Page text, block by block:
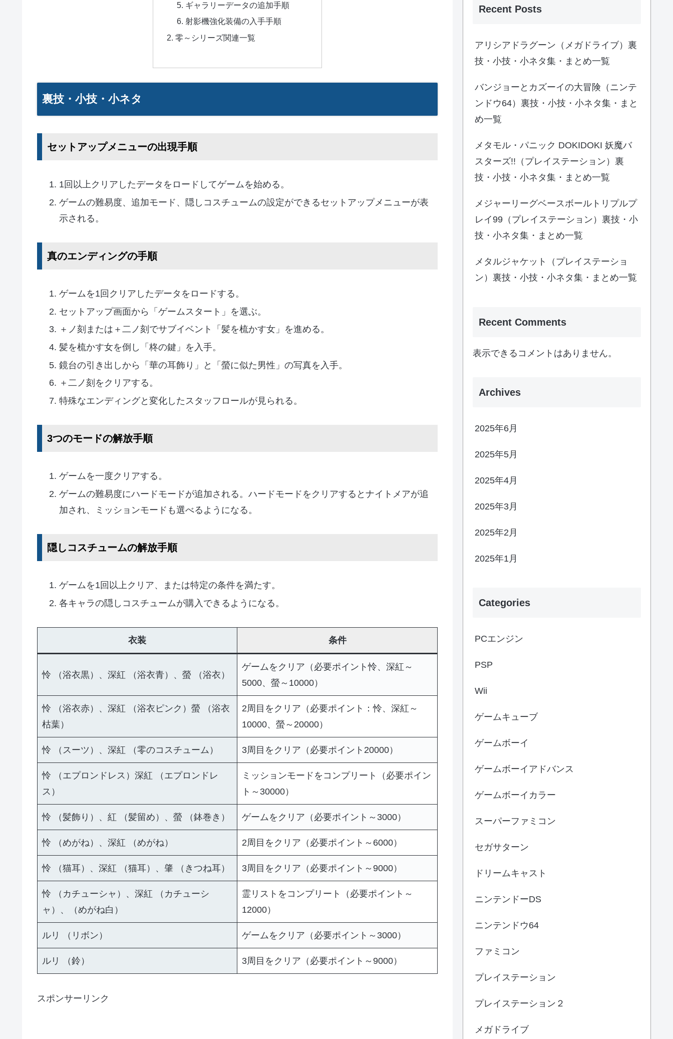
ギャラリーデータの追加手順
射影機強化装備の入手手順
零～シリーズ関連一覧
裏技・小技・小ネタ
セットアップメニューの出現手順
1回以上クリアしたデータをロードしてゲームを始める。
ゲームの難易度、追加モード、隠しコスチュームの設定ができるセットアップメニューが表
示される。
真のエンディングの手順
ゲームを1回クリアしたデータをロードする。
セットアップ画面から「ゲームスタート」を選ぶ。
＋ノ刻または＋二ノ刻でサブイベント「髪を梳かす女」を進める。
髪を梳かす女を倒し「柊の鍵」を入手。
鏡台の引き出しから「華の耳飾り」と「螢に似た男性」の写真を入手。
＋二ノ刻をクリアする。
特殊なエンディングと変化したスタッフロールが見られる。
3つのモードの解放手順
ゲームを一度クリアする。
ゲームの難易度にハードモードが追加される。ハードモードをクリアするとナイトメアが追
加され、ミッションモードも選べるようになる。
隠しコスチュームの解放手順
ゲームを1回以上クリア、または特定の条件を満たす。
各キャラの隠しコスチュームが購入できるようになる。
衣装 条件
怜 （浴衣黒）、深紅 （浴衣青）、螢 （浴衣）
ゲームをクリア（必要ポイント怜、深紅～
5000、螢～10000）
怜 （浴衣赤）、深紅 （浴衣ピンク）螢 （浴衣
枯葉）
2周目をクリア（必要ポイント：怜、深紅～
10000、螢～20000）
怜 （スーツ）、深紅 （零のコスチューム） 3周目をクリア（必要ポイント20000）
怜 （エプロンドレス）深紅 （エプロンドレ
ス）
ミッションモードをコンプリート（必要ポイン
ト～30000）
怜 （髪飾り）、紅 （髪留め）、螢 （鉢巻き） ゲームをクリア（必要ポイント～3000）
怜 （めがね）、深紅 （めがね） 2周目をクリア（必要ポイント～6000）
怜 （猫耳）、深紅 （猫耳）、肇 （きつね耳） 3周目をクリア（必要ポイント～9000）
怜 （カチューシャ）、深紅 （カチューシ
ャ）、（めがね白）
霊リストをコンプリート（必要ポイント～
12000）
ルリ （リボン） ゲームをクリア（必要ポイント～3000）
ルリ （鈴） 3周目をクリア（必要ポイント～9000）
スポンサーリンク
Recent Posts
アリシアドラグーン（メガドライブ）裏
技・小技・小ネタ集・まとめ一覧
バンジョーとカズーイの大冒険（ニンテ
ンドウ64）裏技・小技・小ネタ集・まと
め一覧
メタモル・パニック DOKIDOKI 妖魔バ
スターズ!!（プレイステーション）裏
技・小技・小ネタ集・まとめ一覧
メジャーリーグベースボールトリプルプ
レイ99（プレイステーション）裏技・小
技・小ネタ集・まとめ一覧
メタルジャケット（プレイステーショ
ン）裏技・小技・小ネタ集・まとめ一覧
Recent Comments
表示できるコメントはありません。
Archives
2025年6月
2025年5月
2025年4月
2025年3月
2025年2月
2025年1月
Categories
PCエンジン
PSP
Wii
ゲームキューブ
ゲームボーイ
ゲームボーイアドバンス
ゲームボーイカラー
スーパーファミコン
セガサターン
ドリームキャスト
ニンテンドーDS
ニンテンドウ64
ファミコン
プレイステーション
プレイステーション２
メガドライブ